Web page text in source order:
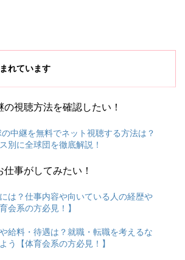
れています
視聴方法を確認したい！
中継を無料でネット視聴する方法は？
別に全球団を徹底解説！
事がしてみたい！
は？仕事内容や向いている人の経歴や
会系の方必見！】
給料・待遇は？就職・転職を考えるな
う【体育会系の方必見！】